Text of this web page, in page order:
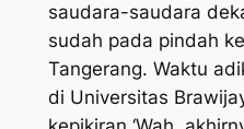
saudara-saudara
sudah pada pindah
Tangerang. Waktu
di Universitas